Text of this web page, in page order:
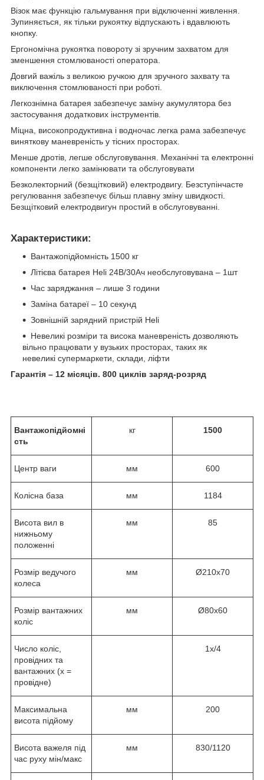
Візок має функцію гальмування при відключенні живлення.
Зупиняється, як тільки рукоятку відпускають і вдавлюють
кнопку.
Ергономічна рукоятка повороту зі зручним захватом для
зменшення стомлюваності оператора.
Довгий важіль з великою ручкою для зручного захвату та
виключення стомлюваності при роботі.
Легкознімна батарея забезпечує заміну акумулятора без
застосування додаткових інструментів.
Міцна, високопродуктивна і водночас легка рама забезпечує
виняткову маневреність у тісних просторах.
Менше дротів, легше обслуговування. Механічні та електронні
компоненти легко замінювати та обслуговувати
Безколекторний (безщітковий) електродвигу. Безступінчасте
регулювання забезпечує більш плавну зміну швидкості.
Безщітковий електродвигун простий в обслуговуванні.
Характеристики:
Вантажопідйомність 1500 кг
Літієва батарея Heli 24В/30Ач необслуговувана – 1шт
Час заряджання – лише 3 години
Заміна батареї – 10 секунд
Зовнішній зарядний пристрій Heli
Невеликі розміри та висока маневреність дозволяють
вільно працювати у вузьких просторах, таких як
невеликі супермаркети, склади, ліфти
Гарантія – 12 місяців. 800 циклів заряд-розряд
Вантажопідйомні
сть
кг 1500
Центр ваги мм 600
Колісна база мм 1184
Висота вил в
нижньому
положенні
мм 85
Розмір ведучого
колеса
мм Ø210х70
Розмір вантажних
коліс
мм Ø80х60
Число коліс,
провідних та
вантажних (х =
провідне)
1х/4
Максимальна
висота підйому
мм 200
Висота важеля під
час руху мін/макс
мм 830/1120